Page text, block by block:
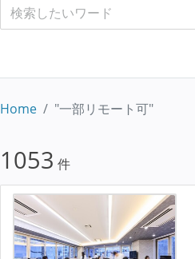
Home "一部リモート可"
1053 件